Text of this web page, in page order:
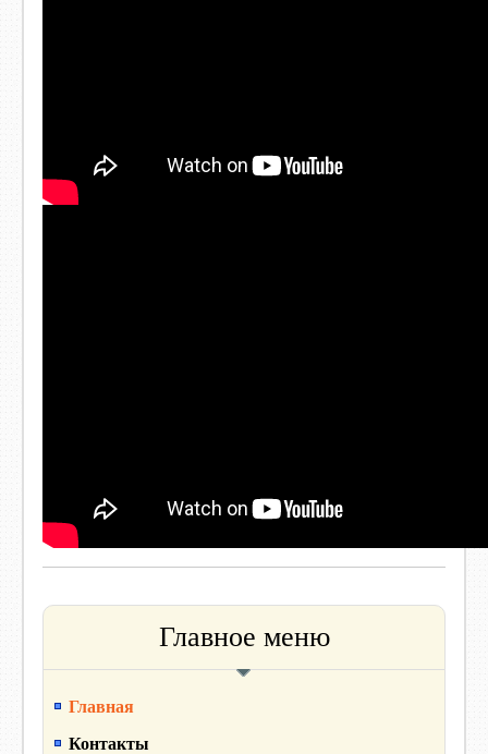
Главное меню
Главная
Контакты